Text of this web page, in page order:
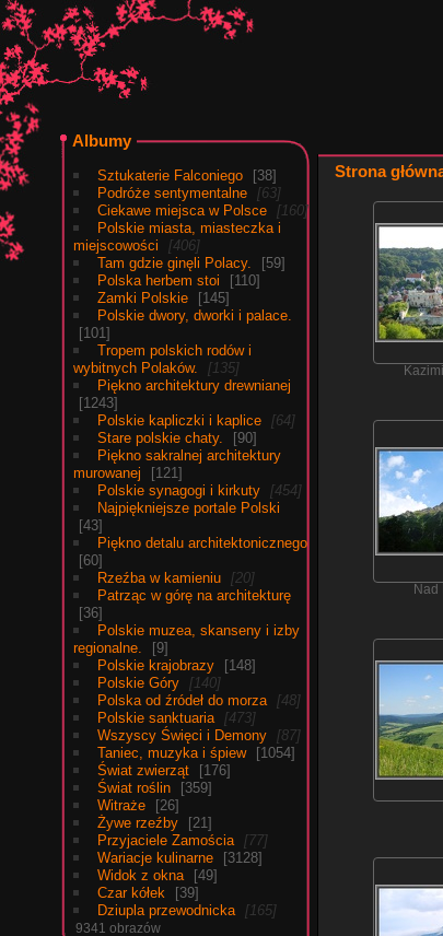
Albumy
Sztukaterie Falconiego
38
Podróże sentymentalne
63
Ciekawe miejsca w Polsce
160
Polskie miasta, miasteczka i
miejscowości
406
Tam gdzie ginęli Polacy.
59
Polska herbem stoi
110
Zamki Polskie
145
Polskie dwory, dworki i palace.
101
Tropem polskich rodów i
wybitnych Polaków.
135
Piękno architektury drewnianej
1243
Polskie kapliczki i kaplice
64
Stare polskie chaty.
90
Piękno sakralnej architektury
murowanej
121
Polskie synagogi i kirkuty
454
Najpiękniejsze portale Polski
43
Piękno detalu architektonicznego
60
Rzeźba w kamieniu
20
Patrząc w górę na architekturę
36
Polskie muzea, skanseny i izby
regionalne.
9
Polskie krajobrazy
148
Polskie Góry
140
Polska od źródeł do morza
48
Polskie sanktuaria
473
Wszyscy Święci i Demony
87
Taniec, muzyka i śpiew
1054
Świat zwierząt
176
Świat roślin
359
Witraże
26
Żywe rzeźby
21
Przyjaciele Zamościa
77
Wariacje kulinarne
3128
Widok z okna
49
Czar kółek
39
Dziupla przewodnicka
165
9341 obrazów
Strona
Nad